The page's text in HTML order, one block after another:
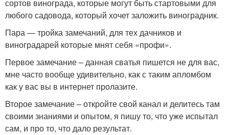
сортов винограда, которые могут быть стартовыми для
любого садовода, который хочет заложить виноградник.
Пара — тройка замечаний, для тех дачников и
виноградарей которые мнят себя «профи».
Первое замечание – данная сватья пишется не для вас,
мне часто вообще удивительно, как с таким апломбом
как у вас вы в интернет пролазите.
Второе замечание – откройте свой канал и делитесь там
своими знаниями и опытом, я пишу то, что уже испытал
сам, и про то, что дало результат.